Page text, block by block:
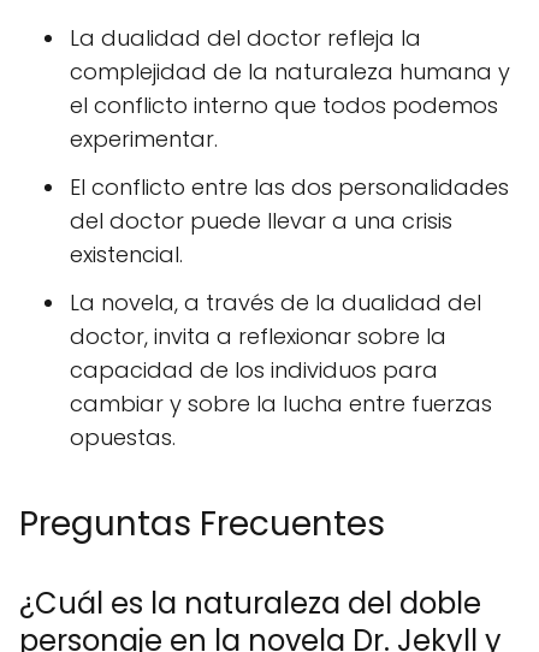
La dualidad del doctor refleja la
complejidad de la naturaleza humana y
el conflicto interno que todos podemos
experimentar.
El conflicto entre las dos personalidades
del doctor puede llevar a una crisis
existencial.
La novela, a través de la dualidad del
doctor, invita a reflexionar sobre la
capacidad de los individuos para
cambiar y sobre la lucha entre fuerzas
opuestas.
Preguntas Frecuentes
¿Cuál es la naturaleza del doble
personaje en la novela Dr. Jekyll y